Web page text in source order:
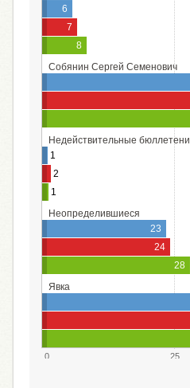
6
7
8
Собянин Сергей Семенович
Недействительные бюллетени
1
2
1
Неопределившиеся
23
24
28
Явка
0 25